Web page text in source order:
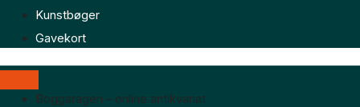
Kunstbøger
Gavekort
Boggaragen – online antikvariat